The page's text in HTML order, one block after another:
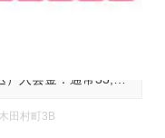
田村町3B